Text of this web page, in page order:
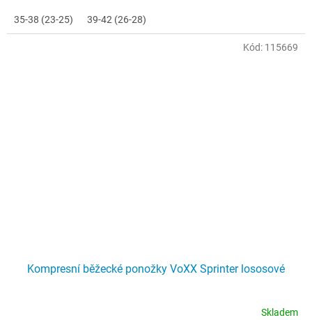
35-38 (23-25) 39-42 (26-28)
Kompresní běžecké ponožky VoXX Sprinter lososové
Skladem
Kód: 115669